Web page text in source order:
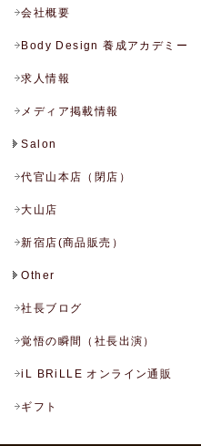
会社概要
Body Design 養成アカデミー
求人情報
メディア掲載情報
Salon
代官山本店（閉店）
大山店
新宿店(商品販売）
Other
社長ブログ
覚悟の瞬間（社長出演）
iL BRiLLE オンライン通販
ギフト